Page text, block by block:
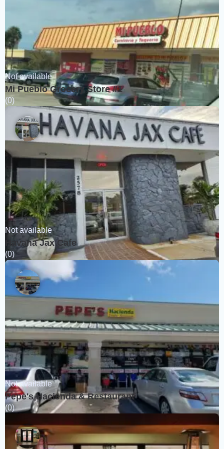
Not available
Mi Pueblo Grocery Store #1
(0)
Not available
Havana Jax Cafe
(0)
Not available
Pepe's Hacienda & Restaurant
(0)